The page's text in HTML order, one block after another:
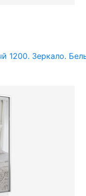
1200. Зеркало.